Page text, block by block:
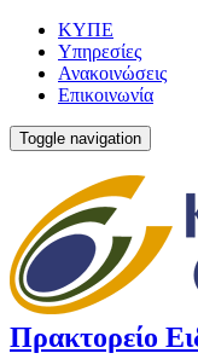
ΚΥΠΕ
Υπηρεσίες
Ανακοινώσεις
Επικοινωνία
Toggle navigation
Πρακτορείο